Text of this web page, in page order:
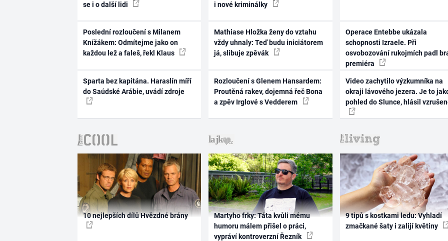
se i o další lidi
Poslední rozloučení s Milanem
Knížákem: Odmítejme jako on
každou lež a faleš, řekl Klaus
Sparta bez kapitána. Haraslín míří
do Saúdské Arábie, uvádí zdroje
i nové kriminálky
Mathiase Hložka ženy do vztahu
vždy uhnaly: Teď budu iniciátorem
já, slibuje zpěvák
Rozloučení s Glenem Hansardem:
Proutěná rakev, dojemná řeč Bona
a zpěv Irglové s Vedderem
Operace Entebbe ukázala
schopnosti Izraele. Při
osvobozování rukojmích padl
premiéra
Video zachytilo výzkumníka na
okraji lávového jezera. Je to
pohled do Slunce, hlásil
10 nejlepších dílů Hvězdné brány
Martyho frky: Táta kvůli mému
humoru málem přišel o práci,
vypráví kontroverzní Řezník
9 tipů s kostkami ledu: Vyhladí
zmačkané šaty i zalijí květiny